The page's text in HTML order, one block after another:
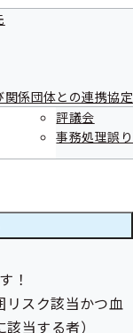
係団体との連携協定
評議会
事務処理誤り
リスク保有者
！
リスク該当かつ血
当する者）